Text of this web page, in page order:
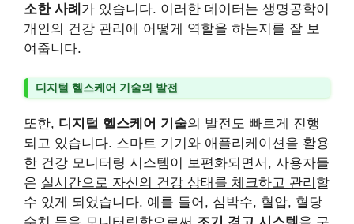
소한 사례 가 있습니다. 이러한 데이터는 생명공학이
개인의 건강 관리에 어떻게 역할을 하는지를 잘 보
여줍니다.
디지털 헬스케어 기술의 발전
또한, 디지털 헬스케어 기술의 발전도 빠르게 진행
되고 있습니다. 스마트 기기와 애플리케이션을 활용
한 건강 모니터링 시스템이 보편화되면서, 사용자들
은 실시간으로 자신의 건강 상태를 체크하고 관리 할
수 있게 되었습니다. 예를 들어, 심박수, 혈압, 혈당